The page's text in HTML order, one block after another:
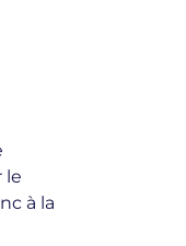
le
à la